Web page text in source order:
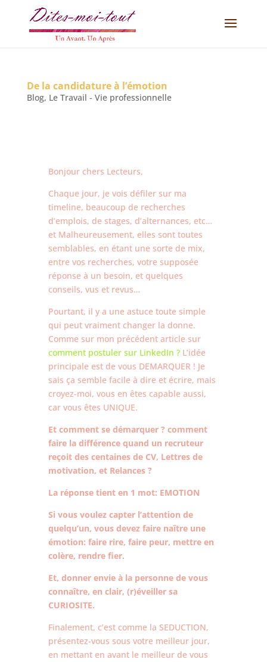
De la candidature à l’émotion
Blog, Le Travail - Vie professionnelle
Bonjour chers Lecteurs,
Chaque jour, je vois défiler sur ma
timeline, beaucoup de recherches
d’emplois, de stages, d’alternances, etc…
et Malheureusement, elles sont toutes
semblables, en étant une sorte de mix,
entre vos recherches, votre supposée
réponse à un besoin, et quelques
conseils, vus et revus…
Pourtant, il y a une astuce toute simple
qui peut vraiment changer la donne.
Comme sur mon précédent article sur
comment postuler sur LinkedIn ?L’idée
principale est de vous DEMARQUER ! Je
sais ça semble facile à dire et écrire, mais
croyez-moi, vous en êtes capable aussi,
car vous êtes UNIQUE.
Et comment se démarquer ? comment
faire la différence quand un recruteur
reçoit des centaines de CV, Lettres de
motivation, et Relances ?
La réponse tient en 1 mot: EMOTION
Si vous voulez capter l’attention de
quelqu’un, vous devez faire naître une
émotion: faire rire, faire peur, mettre en
colère, rendre fier.
Et, donner envie à la personne de vous
connaître, en clair, (r)éveiller sa
CURIOSITE.
Finalement, c’est comme la SEDUCTION,
présentez-vous sous votre meilleur jour,
en mettant en avant le meilleur de vous